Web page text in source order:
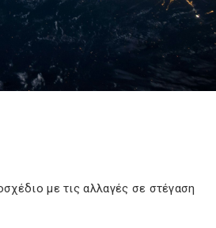
με τις αλλαγές σε στέγαση